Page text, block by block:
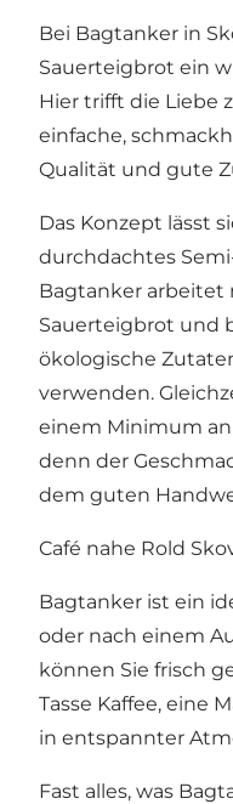
Bei Bagtanker in
Sauerteigbrot ein
Hier trifft die Liebe
einfache,
Qualität und gute
Das Konzept lässt
durchdachtes
Bagtanker arbeitet
Sauerteigbrot und
ökologische
verwenden.
einem Minimum
denn der
dem guten
Café nahe Rold
Bagtanker ist ein
oder nach einem
können Sie frisch
Tasse Kaffee, eine
in entspannter
Fast alles, was